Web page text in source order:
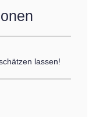
lassen!